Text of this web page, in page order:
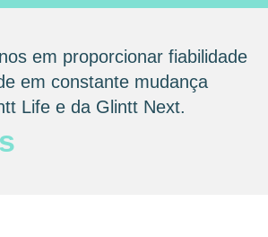
em proporcionar fiabilidade
em constante mudança
Life e da Glintt Next.